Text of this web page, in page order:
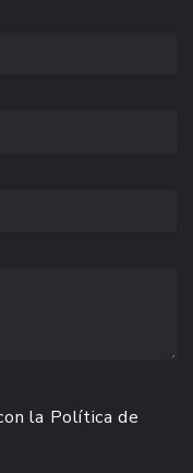
la Política de